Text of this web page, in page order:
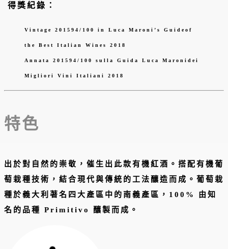
得獎紀錄：
Vintage 201594/100 in Luca Maroni’s Guideof
the Best Italian Wines 2018
Annata 201594/100 sulla Guida Luca Maronidei
Migliori Vini Italiani 2018
特色
出於對自然的崇敬，催生出此款有機紅酒。搭配有機葡
萄栽種技術，結合現代與傳統的工法釀造而成。葡萄栽
種於義大利著名四大產區中的南義產區，100% 由知
名的品種 Primitivo 釀製而成。